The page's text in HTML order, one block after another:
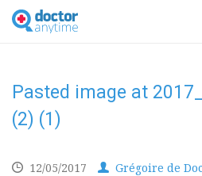
DoctorAnyTime
You
are
Pasted image at
(2) (1)
12/05/2017 Grégoire de